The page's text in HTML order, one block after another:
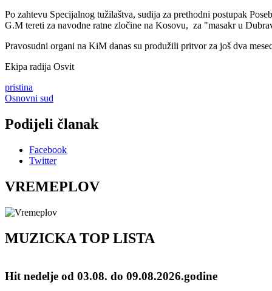
Po zahtevu Specijalnog tužilaštva, sudija za prethodni postupak
G.M tereti za navodne ratne zločine na Kosovu, za "masakr u
Pravosudni organi na KiM danas su produžili pritvor za još dva
Ekipa radija Osvit
pristina
Osnovni sud
Podijeli članak
Facebook
Twitter
VREMEPLOV
MUZICKA TOP LISTA
Hit nedelje od 03.08. do 09.08.2026.godine